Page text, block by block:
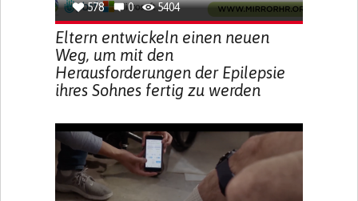
578 0 5404
Eltern entwickeln einen neuen
Weg, um mit den
Herausforderungen der Epilepsie
ihres Sohnes fertig zu werden